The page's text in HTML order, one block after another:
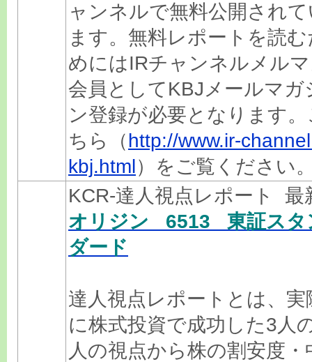
ャンネルで無料公開され
ます。無料レポートを読む
めにはIRチャンネルメル
会員としてKBJメールマガ
ン登録が必要となります。
ちら（http://www.ir-
kbj.html）をご覧ください
KCR-達人視点レポート
オリジン 6513 東証スタ
ダード
達人視点レポートとは、実
に株式投資で成功した3人
人の視点から株の割安度・